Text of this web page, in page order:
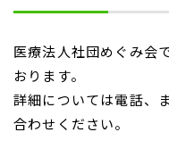
医療法人社団めぐみ会
おります。
詳細については電話、
合わせください。